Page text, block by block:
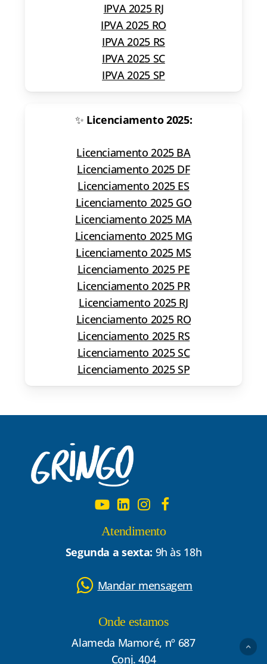
IPVA 2025 RJ
IPVA 2025 RO
IPVA 2025 RS
IPVA 2025 SC
IPVA 2025 SP
✨ Licenciamento 2025:
Licenciamento 2025 BA
Licenciamento 2025 DF
Licenciamento 2025 ES
Licenciamento 2025 GO
Licenciamento 2025 MA
Licenciamento 2025 MG
Licenciamento 2025 MS
Licenciamento 2025 PE
Licenciamento 2025 PR
Licenciamento 2025 RJ
Licenciamento 2025 RO
Licenciamento 2025 RS
Licenciamento 2025 SC
Licenciamento 2025 SP
Atendimento
Segunda a sexta: 9h às 18h
Mandar mensagem
Onde estamos
Alameda Mamoré, nº 687
Conj. 404